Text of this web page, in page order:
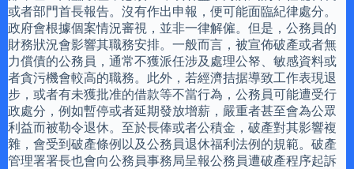
或者部門首長報告。沒有作出申報，便可能面臨紀律處分。
政府會根據個案情況審視，並非一律解僱。但是，公務員的
財務狀況會影響其職務安排。一般而言，被宣佈破產或者無
力償債的公務員，通常不獲派任涉及處理公帑、敏感資料或
者貪污機會較高的職務。此外，若經濟拮据導致工作表現退
步，或者有未獲批准的借款等不當行為，公務員可能遭受行
政處分，例如暫停或者延期發放增薪，嚴重者甚至會為公眾
利益而被勒令退休。至於長俸或者公積金，破產對其影響複
雜，會受到破產條例以及公務員退休福利法例的規範。破產
管理署署長也會向公務員事務局呈報公務員遭破產程序起訴